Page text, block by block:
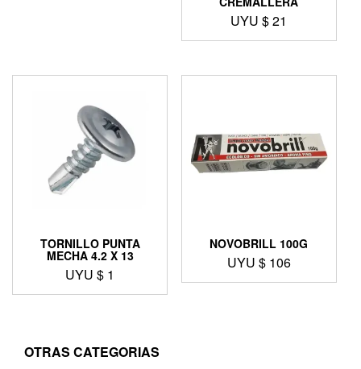
UYU $21
TORNILLO PUNTA
MECHA 4.2 X 13
UYU $ 1
NOVOBRILL 100G
UYU $ 106
OTRAS CATEGORIAS